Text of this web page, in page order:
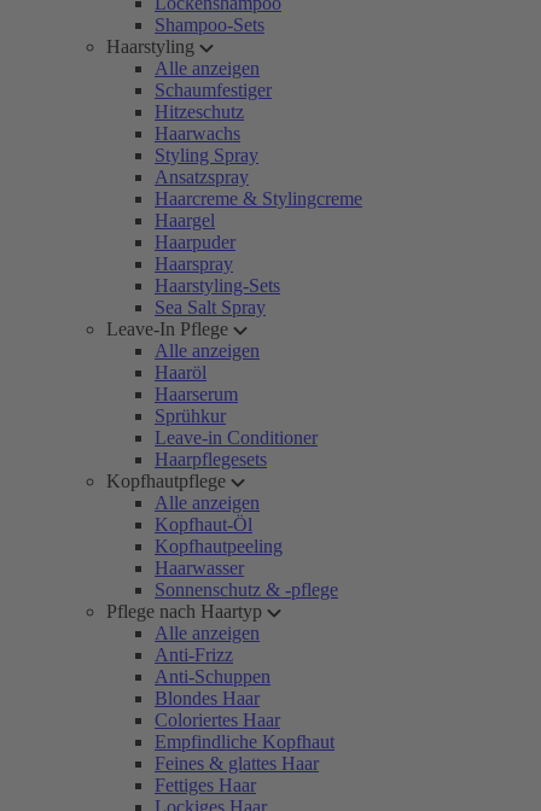
Shampoo-Sets
Haarstyling
Alle anzeigen
Schaumfestiger
Hitzeschutz
Haarwachs
Styling Spray
Ansatzspray
Haarcreme & Stylingcreme
Haargel
Haarpuder
Haarspray
Haarstyling-Sets
Sea Salt Spray
Leave-In Pflege
Alle anzeigen
Haaröl
Haarserum
Sprühkur
Leave-in Conditioner
Haarpflegesets
Kopfhautpflege
Alle anzeigen
Kopfhaut-Öl
Kopfhautpeeling
Haarwasser
Sonnenschutz & -pflege
Pflege nach Haartyp
Alle anzeigen
Anti-Frizz
Anti-Schuppen
Blondes Haar
Coloriertes Haar
Empfindliche Kopfhaut
Feines & glattes Haar
Fettiges Haar
Lockiges Haar